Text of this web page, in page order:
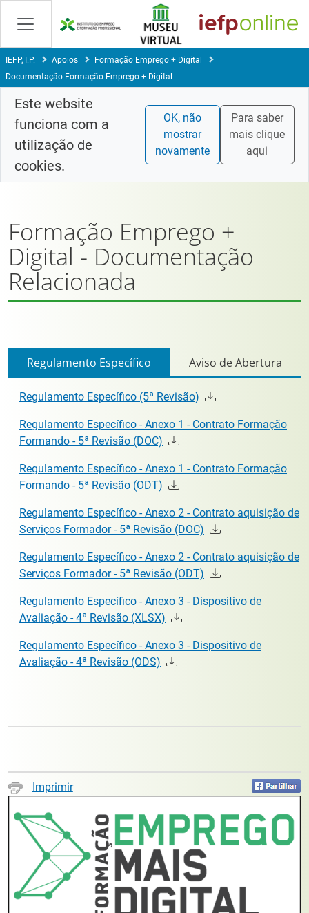
Skip
Content
IEFP, I.P. Apoios
Formação Emprego + Digital
Documentação Formação Emprego + Digital
Este website
funciona com a
utilização de
cookies.
OK, não
mostrar
novamente
Para saber
mais clique
aqui
Formação Emprego +
Digital - Documentação
Relacionada
Regulamento Específico Aviso de Abertura
Regulamento Específico (5ª Revisão)
Regulamento Específico - Anexo 1 - Contrato Formação
Formando - 5ª Revisão (DOC)
Regulamento Específico - Anexo 1 - Contrato Formação
Formando - 5ª Revisão (ODT)
Regulamento Específico - Anexo 2 - Contrato aquisição de
Serviços Formador - 5ª Revisão (DOC)
Regulamento Específico - Anexo 2 - Contrato aquisição de
Serviços Formador - 5ª Revisão (ODT)
Regulamento Específico - Anexo 3 - Dispositivo de
Avaliação - 4ª Revisão (XLSX)
Regulamento Específico - Anexo 3 - Dispositivo de
Avaliação - 4ª Revisão (ODS)
Imprimir